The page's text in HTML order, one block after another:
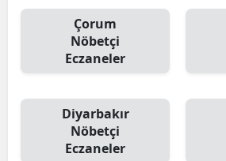
Çorum
Nöbetçi
Eczaneler
Diyarbakır
Nöbetçi
Eczaneler